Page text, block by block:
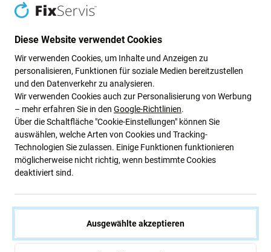
Grüne Ideen
Wir optimieren ständig unseren CO2-Fußabdruck, um
unseren Planeten zu schützen. Erfahren Sie mehr darüber,
wie wir unsere Prozesse anpassen, um unseren
Diese Website verwendet Cookies
Wir verwenden Cookies, um Inhalte und Anzeigen zu
personalisieren, Funktionen für soziale Medien bereitzustellen
und den Datenverkehr zu analysieren.
Wir verwenden Cookies auch zur Personalisierung von Werbung
– mehr erfahren Sie in den Google-Richtlinien.
Über die Schaltfläche "Cookie-Einstellungen" können Sie
auswählen, welche Arten von Cookies und Tracking-
Technologien Sie zulassen. Einige Funktionen funktionieren
möglicherweise nicht richtig, wenn bestimmte Cookies
deaktiviert sind.
Ausgewählte akzeptieren